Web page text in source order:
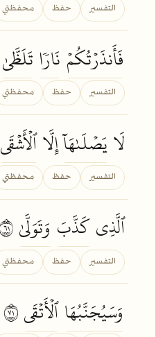
التفسير حفظ محفظتي
فَأَنذَرۡتُكُمۡ نَارٗا تَلَظَّىٰ
التفسير حفظ محفظتي
لَا يَصۡلَىٰهَآإِلَّاٱلۡأَشۡقَى
التفسير حفظ محفظتي
ٱلَّذِيكَذَّبَ وَتَوَلَّىٰ
التفسير حفظ محفظتي
وَسَيُجَنَّبُهَاٱلۡأَتۡقَى